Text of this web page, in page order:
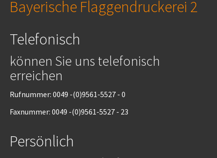
Bayerische Flaggendruckerei 2
Telefonisch
können Sie uns telefonisch
erreichen
Rufnummer: 0049 -(0)9561-5527 - 0
Faxnummer: 0049 -(0)9561-5527 - 23
Persönlich